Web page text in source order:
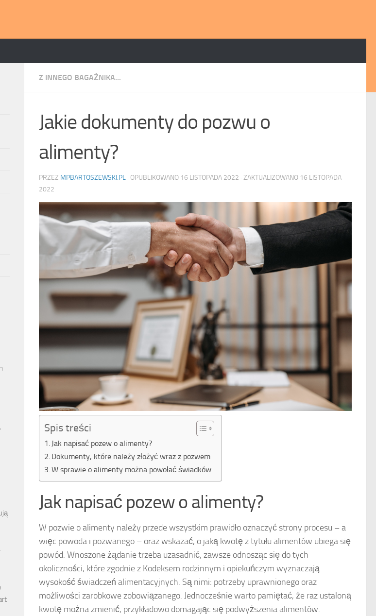
Z INNEGO BAGAŻNIKA...
Jakie dokumenty do pozwu o
alimenty?
PRZEZ MPBARTOSZEWSKI.PL · OPUBLIKOWANO 16 LISTOPADA 2022 · ZAKTUALIZOWANO 16 LISTOPADA
2022
Spis treści
Jak napisać pozew o alimenty?
Dokumenty, które należy złożyć wraz z pozwem
W sprawie o alimenty można powołać świadków
Jak napisać pozew o alimenty?
W pozwie o alimenty należy przede wszystkim prawidło oznaczyć strony procesu – a
więc powoda i pozwanego – oraz wskazać, o jaką kwotę z tytułu alimentów ubiega się
powód. Wnoszone żądanie trzeba uzasadnić, zawsze odnosząc się do tych
okoliczności, które zgodnie z Kodeksem rodzinnym i opiekuńczym wyznaczają
wysokość świadczeń alimentacyjnych. Są nimi: potrzeby uprawnionego oraz
możliwości zarobkowe zobowiązanego. Jednocześnie warto pamiętać, że raz ustaloną
kwotę można zmienić, przykładowo domagając się podwyższenia alimentów.